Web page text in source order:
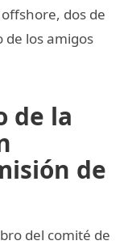
dos de
de los amigos
de la
de
del comité de